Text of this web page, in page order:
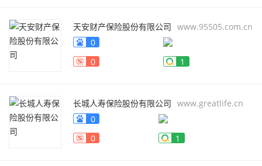
天安财产保险股份有限公司 www.95505.com.cn
0
0
1
长城人寿保险股份有限公司 www.greatlife.cn
0
0
1